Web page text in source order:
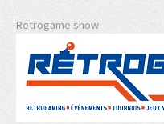
Retrogame show